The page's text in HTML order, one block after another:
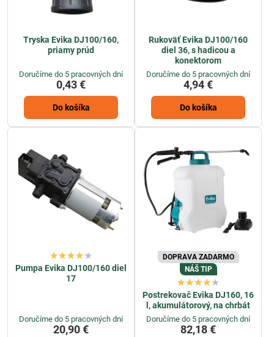
Tryska Evika DJ100/160,
priamy prúd
Doručíme do 5 pracovných dní
0,43 €
Do košíka
Rukoväť Evika DJ100/160
diel 36, s hadicou a
konektorom
Doručíme do 5 pracovných dní
4,94 €
Do košíka
Pumpa Evika DJ100/160 diel
17
Doručíme do 5 pracovných dní
20,90 €
DOPRAVA ZADARMO
NÁŠ TIP
Postrekovač Evika DJ160, 16
l, akumulátorový, na chrbát
Doručíme do 5 pracovných dní
82,18 €